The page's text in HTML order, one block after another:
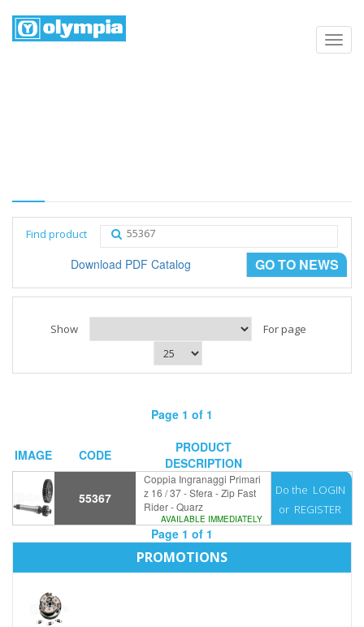
Find product
GO TO NEWS
Download PDF Catalog
Show For page
Page 1 of 1
IMAGE CODE
PRODUCT
DESCRIPTION
55367
Coppia Ingranaggi Primari
z 16 / 37 - Sfera - Zip Fast
Rider - Quarz
AVAILABLE IMMEDIATELY
Do the LOGIN
or REGISTER
Page 1 of 1
PROMOTIONS